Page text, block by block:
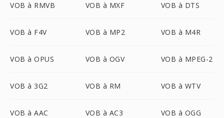
VOB à RMVB VOB à MXF VOB à DTS
VOB à F4V VOB à MP2 VOB à M4R
VOB à OPUS VOB à OGV VOB à MPEG-2
VOB à 3G2 VOB à RM VOB à WTV
VOB à AAC VOB à AC3 VOB à OGG